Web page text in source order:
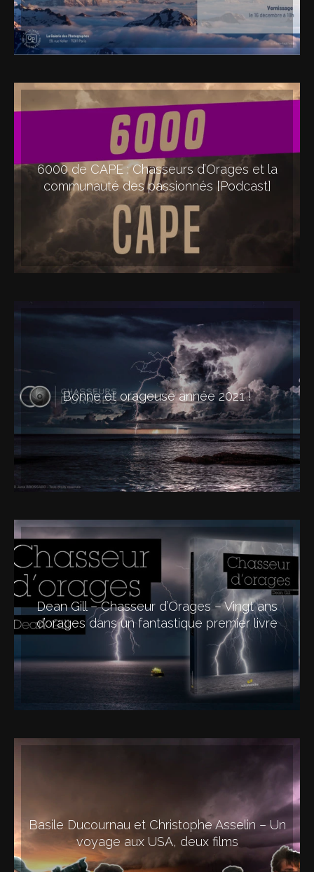
6000 de CAPE : Chasseurs d’Orages et la
communauté des passionnés [Podcast]
Bonne et orageuse année 2021 !
Dean Gill – Chasseur d’Orages – Vingt ans
d’orages dans un fantastique premier livre
Basile Ducournau et Christophe Asselin – Un
voyage aux USA, deux films